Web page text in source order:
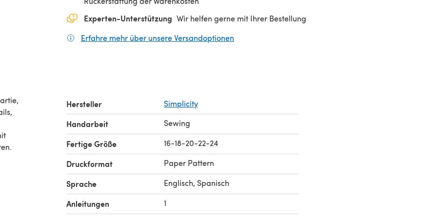
Experten-Unterstützung Wir helfen gerne mit Ihrer Bestellung
Erfahre mehr über unsere Versandoptionen
Hersteller Simplicity
Handarbeit Sewing
Fertige Größe 16-18-20-22-24
Druckformat Paper Pattern
Sprache Englisch, Spanisch
Anleitungen 1